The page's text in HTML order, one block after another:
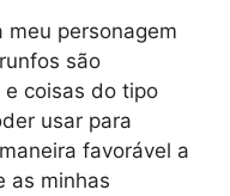
meu personagem
são
coisas do tipo
usar para
favorável a
as minhas